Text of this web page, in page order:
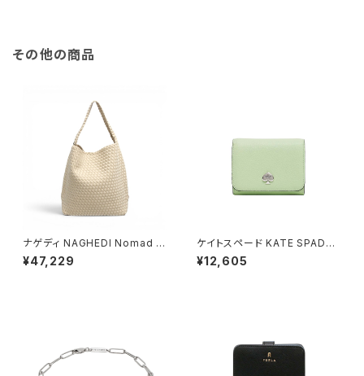
その他の商品
ナゲディ NAGHEDI Nomad M
edium Hobo ノマド・ミディア
ム・ホーボーバッグ sn04023l
¥47,229
ケイトスペード KATE SPADE
ケイラ スモール Lジップ ウォレ
ット 二つ折り財布 kk056-306
¥12,605